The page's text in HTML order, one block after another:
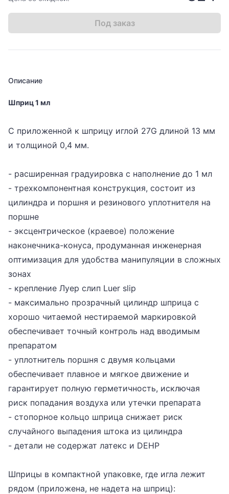
Под заказ
Описание
Шприц 1 мл
С приложенной к шприцу иглой 27G длиной 13 мм
и толщиной 0,4 мм.
- расширенная градуировка с наполнение до 1 мл
- трехкомпонентная конструкция, состоит из
цилиндра и поршня и резинового уплотнителя на
поршне
- эксцентрическое (краевое) положение
наконечника-конуса, продуманная инженерная
оптимизация для удобства манипуляции в сложных
зонах
- крепление Луер слип Luer slip
- максимально прозрачный цилиндр шприца с
хорошо читаемой нестираемой маркировкой
обеспечивает точный контроль над вводимым
препаратом
- уплотнитель поршня с двумя кольцами
обеспечивает плавное и мягкое движение и
гарантирует полную герметичность, исключая
риск попадания воздуха или утечки препарата
- стопорное кольцо шприца снижает риск
случайного выпадения штока из цилиндра
- детали не содержат латекс и DEHP
Шприцы в компактной упаковке, где игла лежит
рядом (приложена, не надета на шприц):